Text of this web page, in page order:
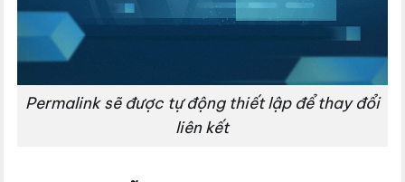
Permalink sẽ được tự động thiết lập để thay đổi
liên kết